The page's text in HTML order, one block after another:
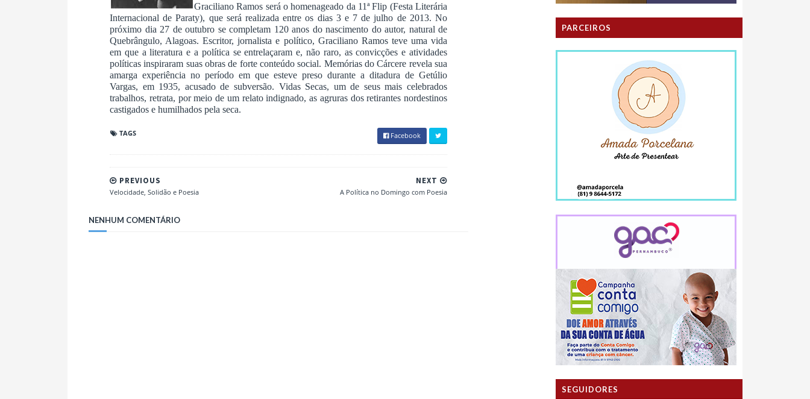
Graciliano Ramos será o homenageado da 11ª Flip (Festa Literária
Internacional de Paraty), que será realizada entre os dias 3 e 7 de julho de 2013. No
próximo dia 27 de outubro se completam 120 anos do nascimento do autor, natural de
Quebrângulo, Alagoas. Escritor, jornalista e político, Graciliano Ramos teve uma vida
em que a literatura e a política se entrelaçaram e, não raro, as convicções e atividades
políticas inspiraram suas obras de forte conteúdo social. Memórias do Cárcere revela sua
amarga experiência no período em que esteve preso durante a ditadura de Getúlio
Vargas, em 1935, acusado de subversão. Vidas Secas, um de seus mais celebrados
trabalhos, retrata, por meio de um relato indignado, as agruras dos retirantes nordestinos
castigados e humilhados pela seca.
TAGS Facebook
NEXT
A Política no Domingo com Poesia
PREVIOUS
Velocidade, Solidão e Poesia
NENHUM COMENTÁRIO
PARCEIROS
SEGUIDORES